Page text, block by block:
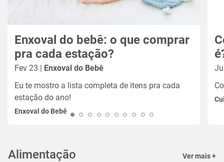
Enxoval do bebê: o que comprar
pra cada estação?
Fev 23 | Enxoval do Bebê
Eu te mostro a lista completa de itens pra cada
estação do ano!
Enxoval do Bebê
Alimentação Ver mais +